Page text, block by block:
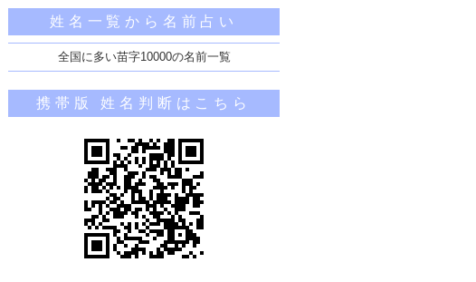
姓名一覧から名前占い
全国に多い苗字10000の名前一覧
携帯版 姓名判断はこちら